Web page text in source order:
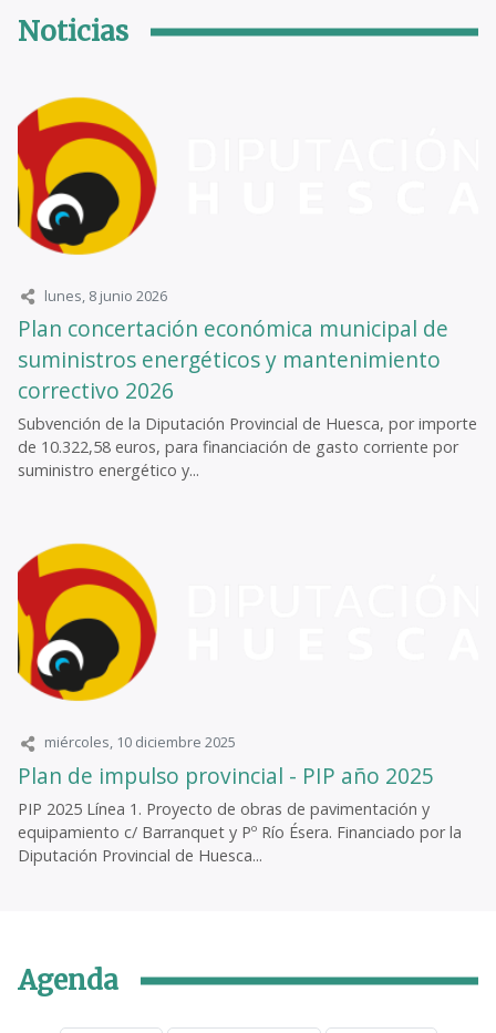
Noticias
lunes, 8 junio 2026
Plan concertación económica municipal de
suministros energéticos y mantenimiento
correctivo 2026
Subvención de la Diputación Provincial de Huesca, por importe
de 10.322,58 euros, para financiación de gasto corriente por
suministro energético y...
miércoles, 10 diciembre 2025
Plan de impulso provincial - PIP año 2025
PIP 2025 Línea 1. Proyecto de obras de pavimentación y
equipamiento c/ Barranquet y Pº Río Ésera. Financiado por la
Diputación Provincial de Huesca...
Agenda